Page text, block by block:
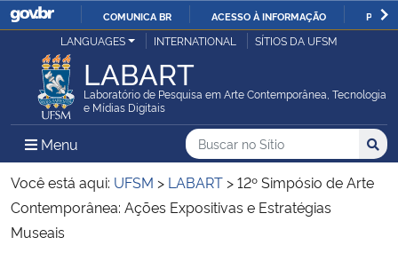
IR
O
COMUNICA BR ACESSO À INFORMAÇÃO
Ministério da Justiça e Segurança Pública
Ministério da Defesa
Ministério das Relações Exteriores
Ministério da Economia
LANGUAGES INTERNATIONAL SÍTIOS DA UFSM
LABART
Laboratório de Pesquisa em Arte Contemporânea, Tecnologia
e Mídias Digitais
Menu Menu Principal do Sítio
Busca
Buscar no no Sítio
Busca:
Você está aqui: UFSM > LABART >12º Simpósio de Arte
Contemporânea: Ações Expositivas e Estratégias
Museais